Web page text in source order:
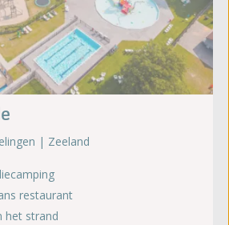
| Zeeland
restaurant
het strand